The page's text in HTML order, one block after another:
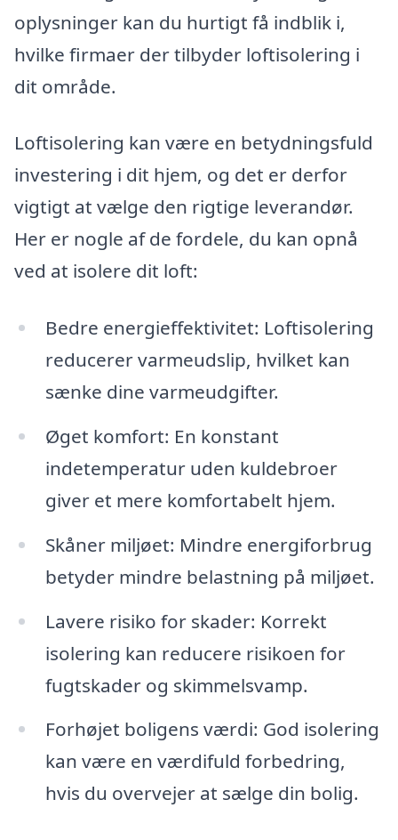
oplysninger kan du hurtigt få indblik i,
hvilke firmaer der tilbyder loftisolering i
dit område.
Loftisolering kan være en betydningsfuld
investering i dit hjem, og det er derfor
vigtigt at vælge den rigtige leverandør.
Her er nogle af de fordele, du kan opnå
ved at isolere dit loft:
Bedre energieffektivitet: Loftisolering
reducerer varmeudslip, hvilket kan
sænke dine varmeudgifter.
Øget komfort: En konstant
indetemperatur uden kuldebroer
giver et mere komfortabelt hjem.
Skåner miljøet: Mindre energiforbrug
betyder mindre belastning på miljøet.
Lavere risiko for skader: Korrekt
isolering kan reducere risikoen for
fugtskader og skimmelsvamp.
Forhøjet boligens værdi: God isolering
kan være en værdifuld forbedring,
hvis du overvejer at sælge din bolig.